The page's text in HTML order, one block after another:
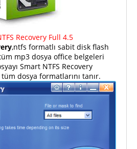
Recovery Full 4.5
,ntfs formatlı sabit disk flash
mp3 dosya office belgeleri
Smart NTFS Recovery
dosya formatlarını tanır.